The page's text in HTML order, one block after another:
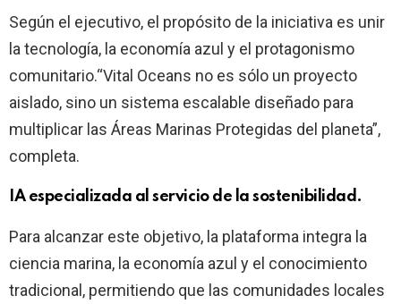
Según el ejecutivo, el propósito de la iniciativa es unir
la tecnología, la economía azul y el protagonismo
comunitario.“Vital Oceans no es sólo un proyecto
aislado, sino un sistema escalable diseñado para
multiplicar las Áreas Marinas Protegidas del planeta”,
completa.
IA especializada al servicio de la sostenibilidad.
Para alcanzar este objetivo, la plataforma integra la
ciencia marina, la economía azul y el conocimiento
tradicional, permitiendo que las comunidades locales